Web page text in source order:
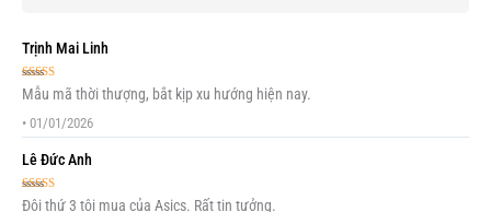
Trịnh Mai Linh
Được xếp
hạng 55 sao
Mẫu mã thời thượng, bắt kịp xu hướng hiện nay.
• 01/01/2026
Lê Đức Anh
Được xếp
Đôi thứ 3 tôi mua của Asics. Rất tin tưởng.